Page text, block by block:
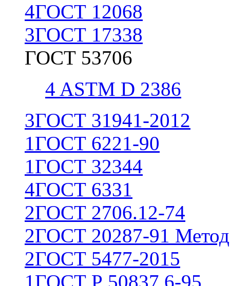
4ГОСТ 12068
3ГОСТ 17338
ГОСТ 53706
4 ASTM D 2386
3ГОСТ 31941-2012
1ГОСТ 6221-90
1ГОСТ 32344
4ГОСТ 6331
2ГОСТ 2706.12-74
2ГОСТ 20287-91
2ГОСТ 5477-2015